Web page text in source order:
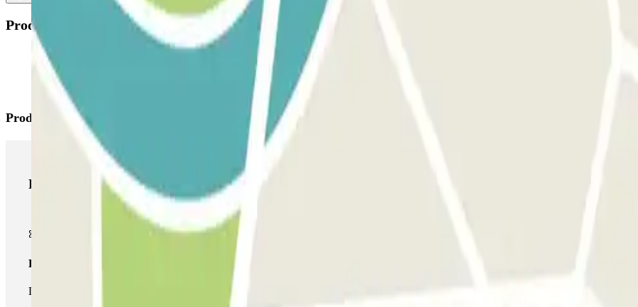
Productos disponibles
Productos de Parclick
Productos de Parclick
Pase básico
Durante tu estancia podrás entrar y salir una única vez al parking